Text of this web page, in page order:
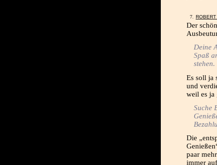
Der
Deine
Spaß
stehen.
Es soll ja
und
weil es ja
Suche
Die
paar
immer